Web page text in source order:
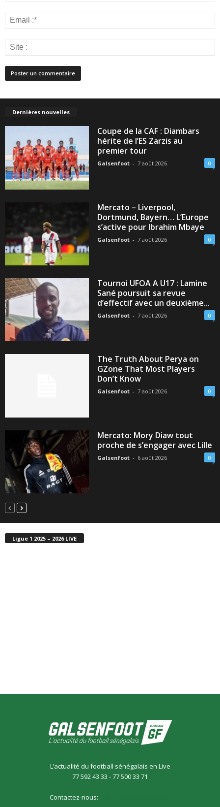
Dernières nouvelles
Coupe de la CAF : Diambars
hérite de l’ES Zarzis au
premier tour
Galsenfoot - 7 août 2026 0
Mercato – Liverpool,
Dortmund, Bayern… L’Europe
s’active pour Ibrahim Mbaye
Galsenfoot - 7 août 2026 0
Tournoi UFOA A U17 : Lamine
Sané poursuit sa revue
d’effectif avec un deuxième...
Galsenfoot - 7 août 2026 0
The Truth About Perya on
GZone That Most Players
Don’t Know
Galsenfoot - 7 août 2026 0
Mercato: Mory Diaw tout
proche de s’engager avec Lille
Galsenfoot - 6 août 2026 0
Ligue 1 2025 – 2026 LIVE
L’actualité du football sénégalais en Live
77 592 43 33 - 77 500 33 71
Contactez-nous: